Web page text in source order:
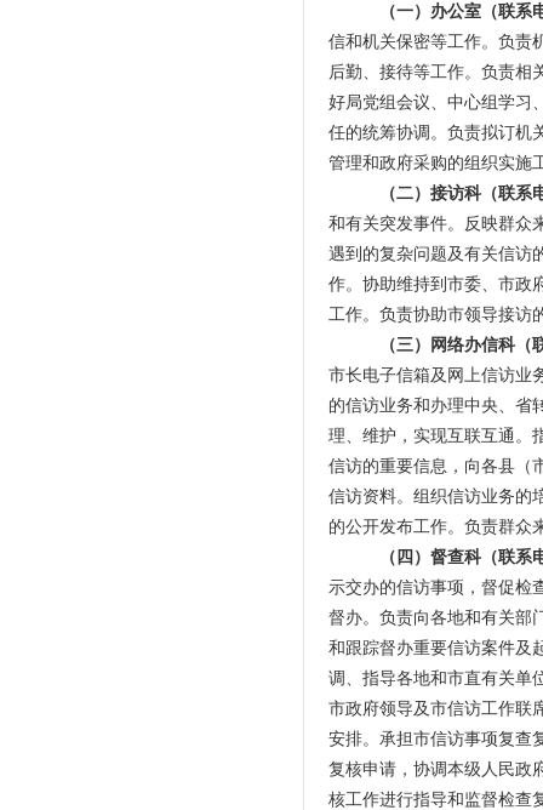
（一）办公室（联
信和机关保密等工作。负责
后勤、接待等工作。负责相
好局党组会议、中心组学习
任的统筹协调。负责拟订机
管理和政府采购的组织实施
（二）接访科（联系
和有关突发事件。反映群众
遇到的复杂问题及有关信访
作。协助维持到市委、市政
工作。负责协助市领导接访
（三）网络办信科
市长电子信箱及网上信访业
的信访业务和办理中央、省
理、维护，实现互联互通。
信访的重要信息，向各县（
信访资料。组织信访业务的
的公开发布工作。负责群众
（四）督查科 （联
示交办的信访事项，督促检
督办。负责向各地和有关部
和跟踪督办重要信访案件及
调、指导各地和市直有关单
市政府领导及市信访工作联
安排。承担市信访事项复查
复核申请，协调本级人民政
核工作进行指导和监督检查